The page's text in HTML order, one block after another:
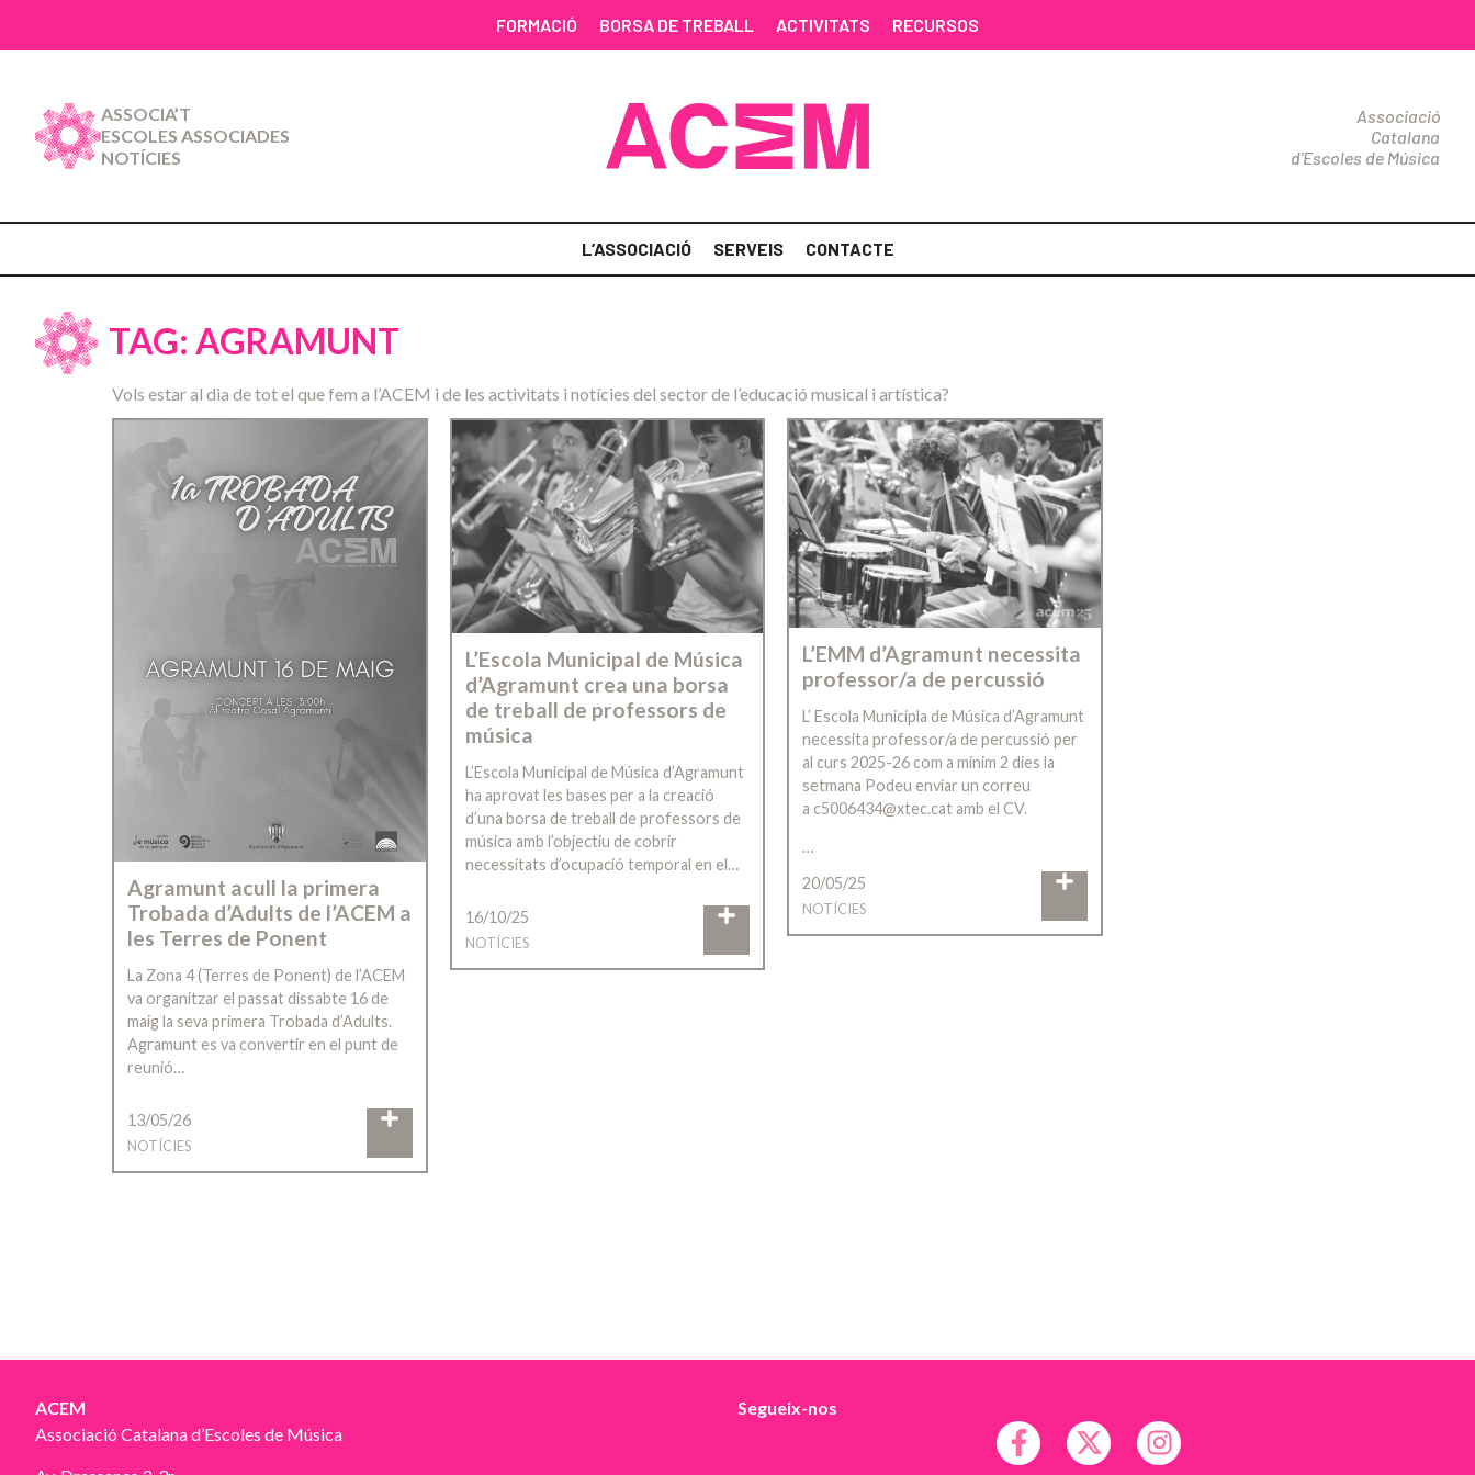
FORMACIÓ BORSA DE TREBALL ACTIVITATS RECURSOS
ASSOCIA’T
ESCOLES ASSOCIADES
NOTÍCIES
Associació
Catalana
d'Escoles de Música
L’ASSOCIACIÓ SERVEIS CONTACTE
TAG: AGRAMUNT
Vols estar al dia de tot el que fem a l’ACEM i de les activitats i notícies del sector de l’educació musical i artística?
Agramunt acull la primera
Trobada d’Adults de l’ACEM a
les Terres de Ponent
La Zona 4 (Terres de Ponent) de l’ACEM
va organitzar el passat dissabte 16 de
maig la seva primera Trobada d’Adults.
Agramunt es va convertir en el punt de
reunió…
13/05/26
NOTÍCIES
L’Escola Municipal de Música
d’Agramunt crea una borsa
de treball de professors de
música
L’Escola Municipal de Música d’Agramunt
ha aprovat les bases per a la creació
d’una borsa de treball de professors de
música amb l’objectiu de cobrir
necessitats d’ocupació temporal en el…
16/10/25
NOTÍCIES
L’EMM d’Agramunt necessita
professor/a de percussió
L’ Escola Municipla de Música d’Agramunt
necessita professor/a de percussió per
al curs 2025-26 com a mínim 2 dies la
setmana Podeu enviar un correu
a c5006434@xtec.cat amb el CV.
…
20/05/25
NOTÍCIES
ACEM
Associació Catalana d’Escoles de Música
Segueix-nos